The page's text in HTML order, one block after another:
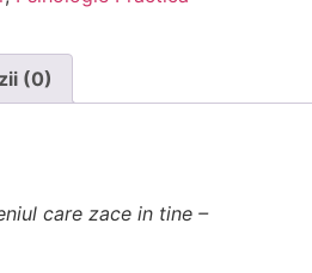
(0)
care zace in tine –